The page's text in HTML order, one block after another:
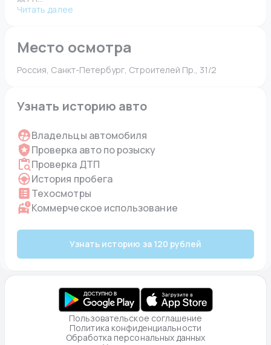
Читать далее
Место осмотра
Россия, Санкт-Петербург, Строителей Пр., 31/2
Узнать историю авто
Владельцы автомобиля
Проверка авто по розыску
Проверка ДТП
История пробега
Техосмотры
Коммерческое использование
Узнать историю за 120 рублей
Пользовательское соглашение
Политика конфиденциальности
Обработка персональных данных